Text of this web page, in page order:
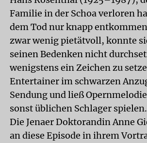
Familie in der Schoa verloren
dem Tod nur knapp
zwar wenig pietätvoll, konnte
seinen Bedenken nicht
wenigstens ein Zeichen zu
Entertainer im schwarzen
Sendung und ließ
sonst üblichen Schlager spielen.
Die Jenaer Doktorandin Anne
an diese Episode in ihrem